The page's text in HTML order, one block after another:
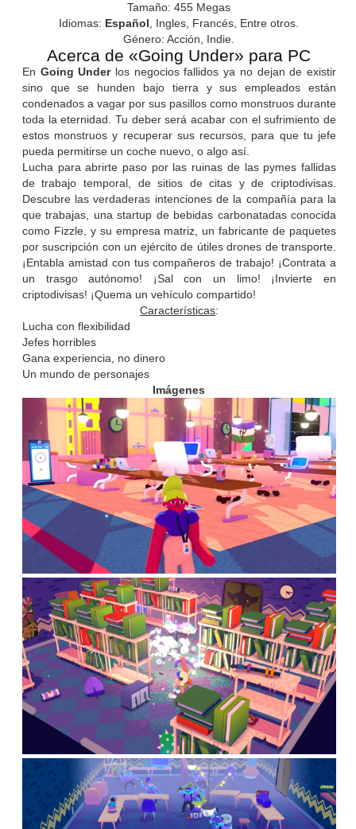
Tamaño: 455 Megas
Idiomas: Español , Ingles, Francés, Entre otros.
Género: Acción, Indie.
Acerca de «Going Under» para PC
En Going Underlos negocios fallidos ya no dejan de existir
sino que se hunden bajo tierra y sus empleados están
condenados a vagar por sus pasillos como monstruos durante
toda la eternidad. Tu deber será acabar con el sufrimiento de
estos monstruos y recuperar sus recursos, para que tu jefe
pueda permitirse un coche nuevo, o algo así.
Lucha para abrirte paso por las ruinas de las pymes fallidas
de trabajo temporal, de sitios de citas y de criptodivisas.
Descubre las verdaderas intenciones de la compañía para la
que trabajas, una startup de bebidas carbonatadas conocida
como Fizzle, y su empresa matriz, un fabricante de paquetes
por suscripción con un ejército de útiles drones de transporte.
¡Entabla amistad con tus compañeros de trabajo! ¡Contrata a
un trasgo autónomo! ¡Sal con un limo! ¡Invierte en
criptodivisas! ¡Quema un vehículo compartido!
Características:
Lucha con flexibilidad
Jefes horribles
Gana experiencia, no dinero
Un mundo de personajes
Imágenes